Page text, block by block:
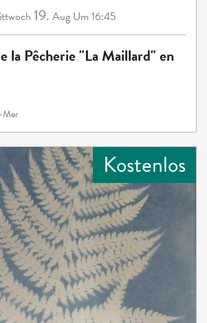
19. Aug Um 16:45
la Pêcherie "La Maillard" en
Kostenlos